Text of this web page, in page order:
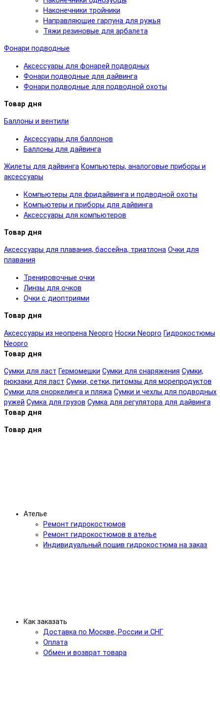
Наконечники тройники
Направляющие гарпуна для ружья
Тяжи резиновые для арбалета
Фонари подводные
Аксессуары для фонарей подводных
Фонари подводные для дайвинга
Фонари подводные для подводной охоты
Товар дня
Баллоны и вентили
Аксессуары для баллонов
Баллоны для дайвинга
Жилеты для дайвинга Компьютеры, аналоговые приборы и
аксессуары
Компьютеры для фридайвинга и подводной охоты
Компьютеры и приборы для дайвинга
Аксессуары для компьютеров
Товар дня
Аксессуары для плавания, бассейна, триатлона Очки для
плавания
Тренировочные очки
Линзы для очков
Очки с диоптриями
Товар дня
Аксессуары из неопрена Neopro Носки Neopro Гидрокостюмы
Neopro
Товар дня
Сумки для ласт Гермомешки Сумки для снаряжения Сумки,
рюкзаки для ласт Сумки, сетки, питомзы для морепродуктов
Сумки для сноркелинга и пляжа Сумки и чехлы для подводных
ружей Сумка для грузов Сумка для регулятора для дайвинга
Товар дня
Товар дня
Ателье
Ремонт гидрокостюмов
Ремонт гидрокостюмов в ателье
Индивидуальный пошив гидрокостюма на заказ
Как заказать
Доставка по Москве, России и СНГ
Оплата
Обмен и возврат товара